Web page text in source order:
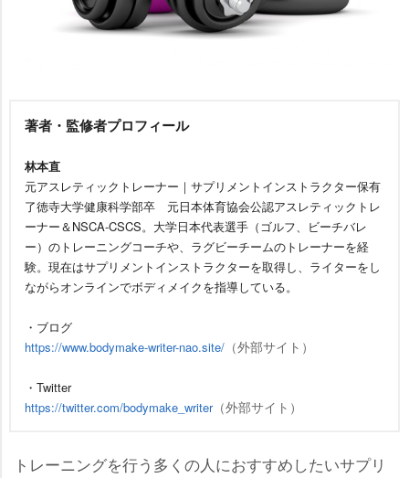
著者・監修者プロフィール
林本直
元アスレティックトレーナー｜サプリメントインストラクター保有
了徳寺大学健康科学部卒 元日本体育協会公認アスレティックトレ
ーナー＆NSCA-CSCS。大学日本代表選手（ゴルフ、ビーチバレ
ー）のトレーニングコーチや、ラグビーチームのトレーナーを経
験。現在はサプリメントインストラクターを取得し、ライターをし
ながらオンラインでボディメイクを指導している。
・ブログ
https://www.bodymake-writer-nao.site/ （外部サイト）
・Twitter
https://twitter.com/bodymake_writer（外部サイト）
トレーニングを行う多くの人におすすめしたいサプリ